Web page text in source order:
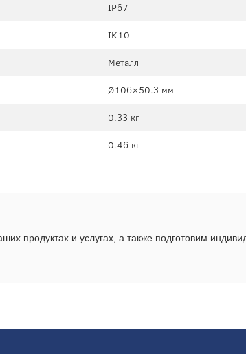
IP67
IK10
Металл
Ø106×50.3 мм
0.33 кг
0.46 кг
продуктах и услугах, а также подготовим